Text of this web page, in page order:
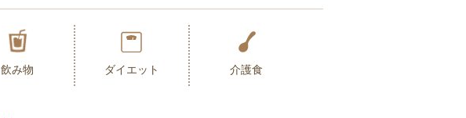
飲み物 ダイエット 介護食